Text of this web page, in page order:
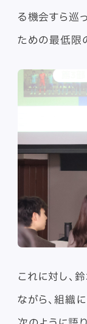
る機会すら巡
ための最低限
これに対し、
ながら、組織